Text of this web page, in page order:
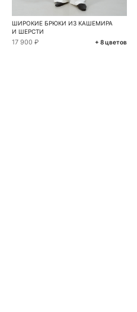
ШИРОКИЕ БРЮКИ ИЗ КАШЕМИРА
И ШЕРСТИ
17 900 ₽ + 8 цветов